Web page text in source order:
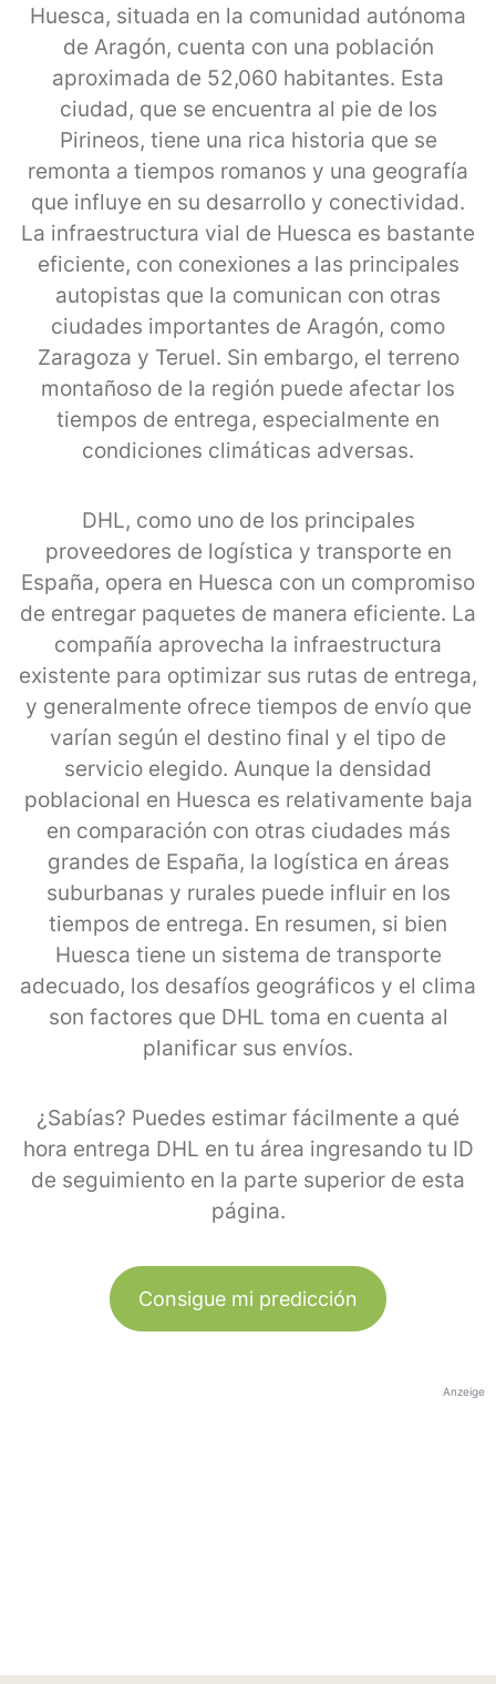
Huesca, situada en la comunidad autónoma
de Aragón, cuenta con una población
aproximada de 52,060 habitantes. Esta
ciudad, que se encuentra al pie de los
Pirineos, tiene una rica historia que se
remonta a tiempos romanos y una geografía
que influye en su desarrollo y conectividad.
La infraestructura vial de Huesca es bastante
eficiente, con conexiones a las principales
autopistas que la comunican con otras
ciudades importantes de Aragón, como
Zaragoza y Teruel. Sin embargo, el terreno
montañoso de la región puede afectar los
tiempos de entrega, especialmente en
condiciones climáticas adversas.
DHL, como uno de los principales
proveedores de logística y transporte en
España, opera en Huesca con un compromiso
de entregar paquetes de manera eficiente. La
compañía aprovecha la infraestructura
existente para optimizar sus rutas de entrega,
y generalmente ofrece tiempos de envío que
varían según el destino final y el tipo de
servicio elegido. Aunque la densidad
poblacional en Huesca es relativamente baja
en comparación con otras ciudades más
grandes de España, la logística en áreas
suburbanas y rurales puede influir en los
tiempos de entrega. En resumen, si bien
Huesca tiene un sistema de transporte
adecuado, los desafíos geográficos y el clima
son factores que DHL toma en cuenta al
planificar sus envíos.
¿Sabías? Puedes estimar fácilmente a qué
hora entrega DHL en tu área ingresando tu ID
de seguimiento en la parte superior de esta
página.
Consigue mi predicción
Anzeige